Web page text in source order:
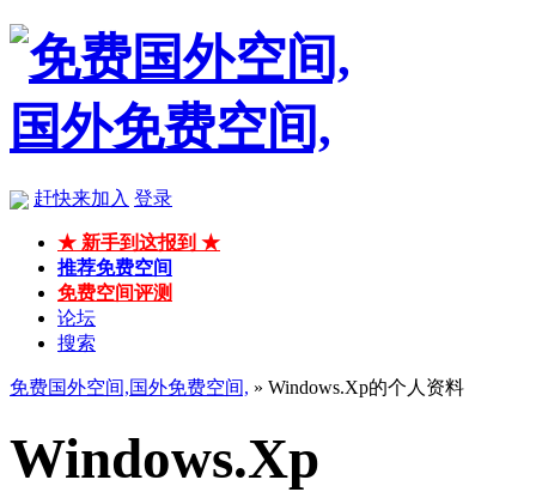
赶快来加入 登录
★ 新手到这报到 ★
推荐免费空间
免费空间评测
论坛
搜索
免费国外空间,国外免费空间, » Windows.Xp的个人资料
Windows.Xp